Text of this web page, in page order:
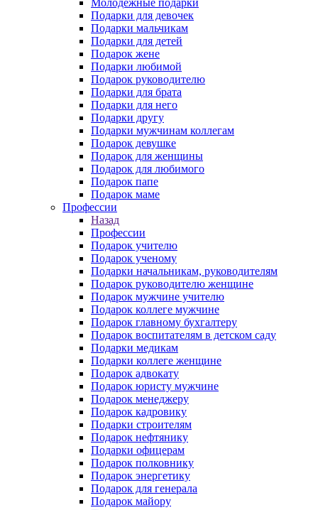
Молодежные подарки
Подарки для девочек
Подарки мальчикам
Подарки для детей
Подарок жене
Подарки любимой
Подарок руководителю
Подарки для брата
Подарки для него
Подарки другу
Подарки мужчинам коллегам
Подарок девушке
Подарок для женщины
Подарок для любимого
Подарок папе
Подарок маме
Профессии
Назад
Профессии
Подарок учителю
Подарок ученому
Подарки начальникам, руководителям
Подарок руководителю женщине
Подарок мужчине учителю
Подарок коллеге мужчине
Подарок главному бухгалтеру
Подарок воспитателям в детском саду
Подарки медикам
Подарки коллеге женщине
Подарок адвокату
Подарок юристу мужчине
Подарок менеджеру
Подарок кадровику
Подарки строителям
Подарок нефтянику
Подарки офицерам
Подарок полковнику
Подарок энергетику
Подарок для генерала
Подарок майору